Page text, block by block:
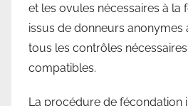
et les ovules nécessaires à la
issus de donneurs anonymes
tous les contrôles
compatibles.
La procédure de fécondation